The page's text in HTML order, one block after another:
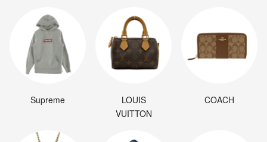
Supreme
LOUIS
VUITTON
COACH